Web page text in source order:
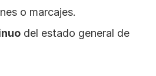
o marcajes.
del estado general de